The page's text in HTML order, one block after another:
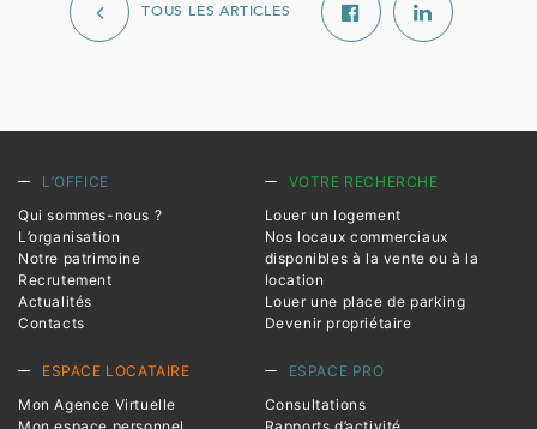
TOUS LES ARTICLES
L’OFFICE
Qui sommes-nous ?
L’organisation
Notre patrimoine
Recrutement
Actualités
Contacts
VOTRE RECHERCHE
Louer un logement
Nos locaux commerciaux
disponibles à la vente ou à la
location
Louer une place de parking
Devenir propriétaire
ESPACE LOCATAIRE
Mon Agence Virtuelle
ESPACE PRO
Consultations